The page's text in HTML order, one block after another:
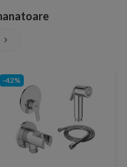
-42%